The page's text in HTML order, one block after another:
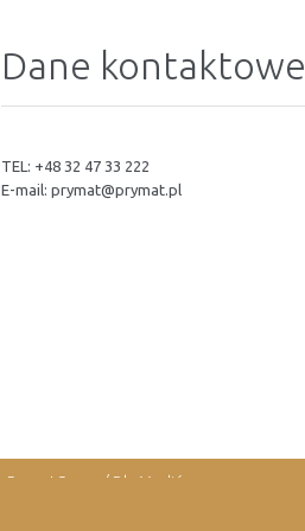
Dane kontaktowe
TEL: +48 32 47 33 222
E-mail: prymat@prymat.pl
PrymatGroup / Dla Mediów